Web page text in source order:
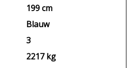
199 cm
Blauw
3
2217 kg